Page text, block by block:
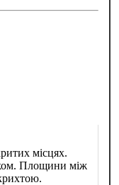
місцях.
Площини між